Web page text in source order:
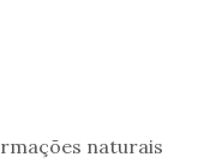
naturais